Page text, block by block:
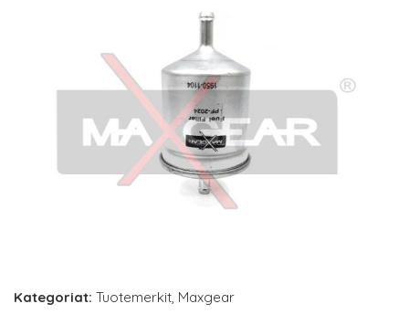
Kategoriat: Tuotemerkit, Maxgear